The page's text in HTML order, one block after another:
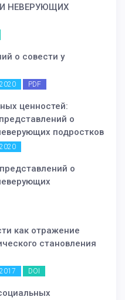
НЕВЕРУЮЩИХ
о совести у
2020 PDF
ценностей:
о
подростков
2020
о
как отражение
становления
2017 DOI